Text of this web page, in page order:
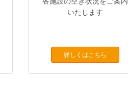
いたします
詳しくはこちら